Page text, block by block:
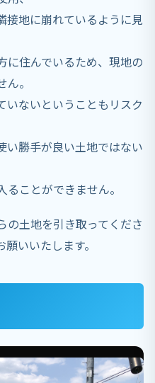
接地に崩れているように見
に住んでいるため、現地の
。
いないということもリスク
い勝手が良い土地ではない
ことができません。
の土地を引き取ってくださ
いいたします。